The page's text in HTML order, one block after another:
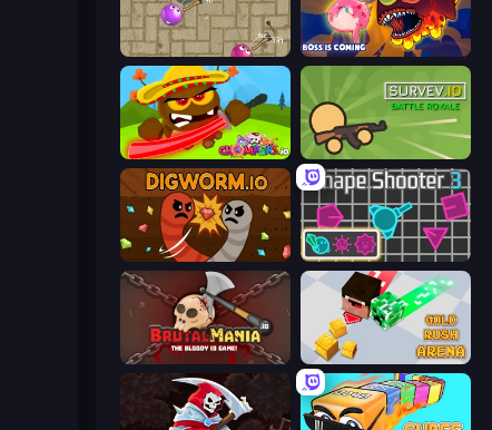
Balloons.io Fish IO
Chompers.io Survev.io
Digworm.io Shape Shooter 3
BrutalMania.io (Brutal Mania) Gold Rush Arena